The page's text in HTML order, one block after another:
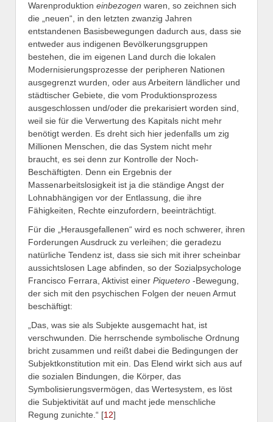
Warenproduktion einbezogen waren, so zeichnen sich
die „neuen“, in den letzten zwanzig Jahren
entstandenen Basisbewegungen dadurch aus, dass sie
entweder aus indigenen Bevölkerungsgruppen
bestehen, die im eigenen Land durch die lokalen
Modernisierungsprozesse der peripheren Nationen
ausgegrenzt wurden, oder aus Arbeitern ländlicher und
städtischer Gebiete, die vom Produktionsprozess
ausgeschlossen und/oder die prekarisiert worden sind,
weil sie für die Verwertung des Kapitals nicht mehr
benötigt werden. Es dreht sich hier jedenfalls um zig
Millionen Menschen, die das System nicht mehr
braucht, es sei denn zur Kontrolle der Noch-
Beschäftigten. Denn ein Ergebnis der
Massenarbeitslosigkeit ist ja die ständige Angst der
Lohnabhängigen vor der Entlassung, die ihre
Fähigkeiten, Rechte einzufordern, beeinträchtigt.
Für die „Herausgefallenen“ wird es noch schwerer, ihren
Forderungen Ausdruck zu verleihen; die geradezu
natürliche Tendenz ist, dass sie sich mit ihrer scheinbar
aussichtslosen Lage abfinden, so der Sozialpsychologe
Francisco Ferrara, Aktivist einer Piquetero -Bewegung,
der sich mit den psychischen Folgen der neuen Armut
beschäftigt:
„Das, was sie als Subjekte ausgemacht hat, ist
verschwunden. Die herrschende symbolische Ordnung
bricht zusammen und reißt dabei die Bedingungen der
Subjektkonstitution mit ein. Das Elend wirkt sich aus auf
die sozialen Bindungen, die Körper, das
Symbolisierungsvermögen, das Wertesystem, es löst
die Subjektivität auf und macht jede menschliche
Regung zunichte.“ [12]